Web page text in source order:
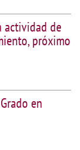
actividad de
próximo
en